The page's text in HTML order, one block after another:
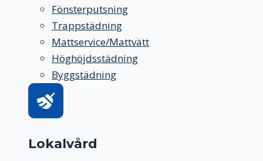
Fönsterputsning
Trappstädning
Mattservice/Mattvätt
Höghöjdsstädning
Byggstädning
Lokalvård